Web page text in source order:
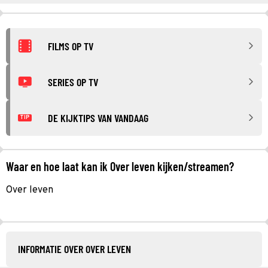
FILMS OP TV
SERIES OP TV
TIP DE KIJKTIPS VAN VANDAAG
Waar en hoe laat kan ik Over leven kijken/streamen?
Over leven
INFORMATIE OVER OVER LEVEN